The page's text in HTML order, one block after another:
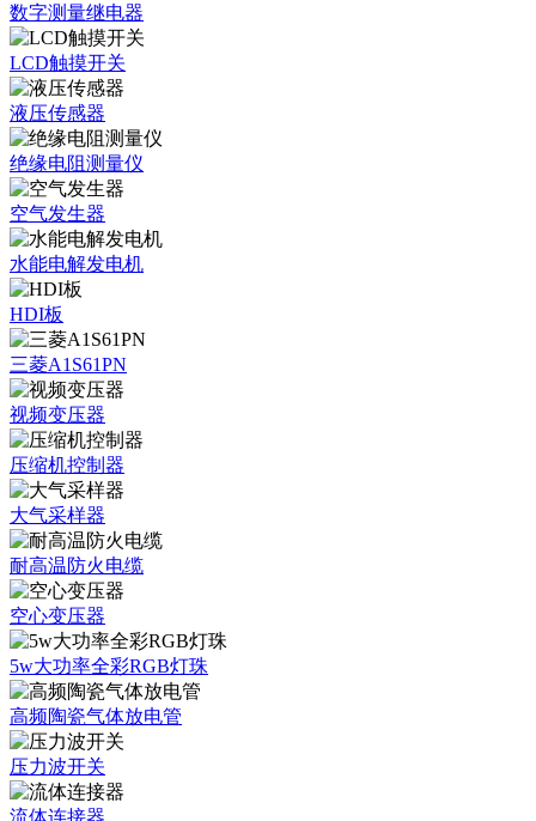
数字测量继电器
LCD触摸开关
液压传感器
绝缘电阻测量仪
空气发生器
水能电解发电机
HDI板
三菱A1S61PN
视频变压器
压缩机控制器
大气采样器
耐高温防火电缆
空心变压器
5w大功率全彩RGB灯珠
高频陶瓷气体放电管
压力波开关
流体连接器